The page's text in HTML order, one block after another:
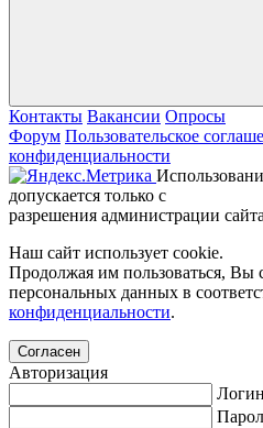
Контакты Вакансии Опросы
Форум Пользовательское
конфиденциальности
допускается только с
разрешения администрации сайта
Наш сайт использует cookie.
Продолжая им пользоваться, Вы
персональных данных в
конфиденциальности.
Согласен
Авторизация
Логин